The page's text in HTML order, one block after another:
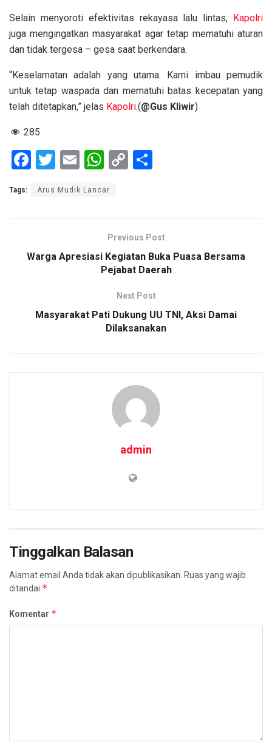
Selain menyoroti efektivitas rekayasa lalu lintas, Kapolri
juga mengingatkan masyarakat agar tetap mematuhi aturan
dan tidak tergesa – gesa saat berkendara.
“Keselamatan adalah yang utama. Kami imbau pemudik
untuk tetap waspada dan mematuhi batas kecepatan yang
telah ditetapkan,” jelas Kapolri.(@Gus Kliwir)
285
F
ce
o
T
tt
E
ail
W
at
A
p
p
C
n
k
Tags: Arus Mudik Lancar
Previous Post
Warga Apresiasi Kegiatan Buka Puasa Bersama
Pejabat Daerah
Next Post
Masyarakat Pati Dukung UU TNI, Aksi Damai
Dilaksanakan
admin
Tinggalkan Balasan
Alamat email Anda tidak akan dipublikasikan. Ruas yang wajib
ditandai *
Komentar *